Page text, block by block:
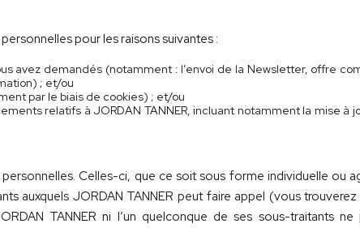
pour les raisons suivantes :
avez demandés (notamment : l’envoi de la Newsletter, offre
; et/ou
par le biais de cookies) ; et/ou
relatifs à JORDAN TANNER, incluant notamment la mise à
Celles-ci, que ce soit sous forme individuelle ou
auxquels JORDAN TANNER peut faire appel (vous
TANNER ni l’un quelconque de ses sous-traitants